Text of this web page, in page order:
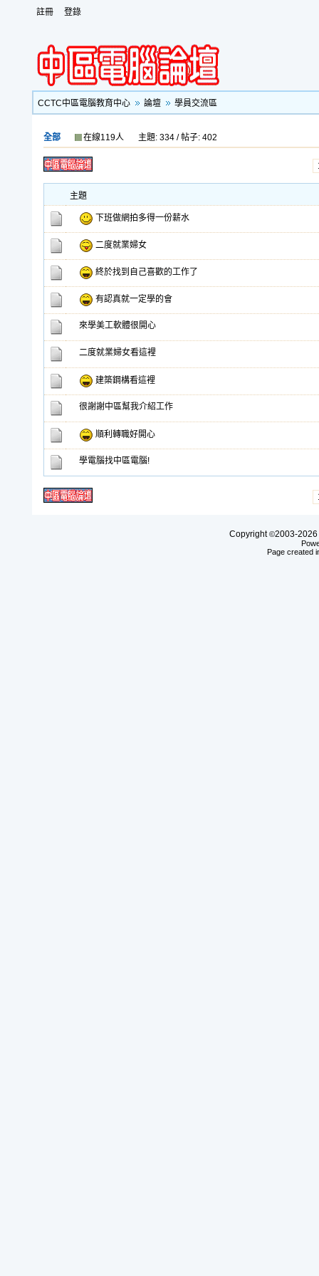
註冊 登錄
CCTC中區電腦教育中心 論壇 學員交流區
全部 在線119人 主題: 334 / 帖子: 402
主題
下班做網拍多得一份薪水
二度就業婦女
終於找到自己喜歡的工作了
有認真就一定學的會
來學美工軟體很開心
二度就業婦女看這裡
建築鋼構看這裡
很謝謝中區幫我介紹工作
順利轉職好開心
學電腦找中區電腦!
Copyright©2003-2026
Page created